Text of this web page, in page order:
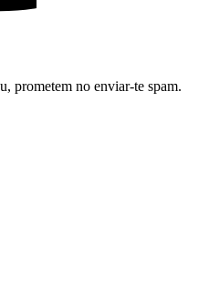
prometem no enviar-te spam.